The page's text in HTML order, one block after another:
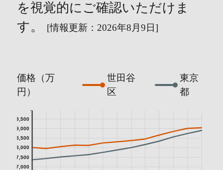
を視覚的にご確認いただけま
す。
[情報更新：2026年8月9日]
価格（万
円）
世田谷
区
東京
都
7,000
7,500
8,000
8,500
9,000
9,500